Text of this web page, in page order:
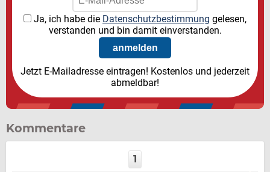
Ja, ich habe die Datenschutzbestimmung gelesen,
verstanden und bin damit einverstanden.
Jetzt E-Mailadresse eintragen! Kostenlos und jederzeit
abmeldbar!
Kommentare
1